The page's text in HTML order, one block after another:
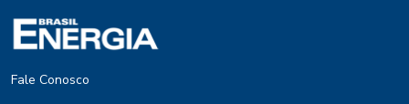
Fale Conosco